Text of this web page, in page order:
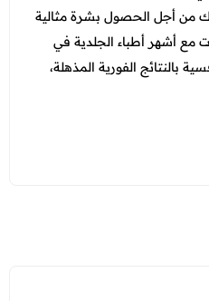
من أجل الحصول بشرة مثالية
مع أشهر أطباء الجلدية في
بالنتائج الفورية المذهلة،